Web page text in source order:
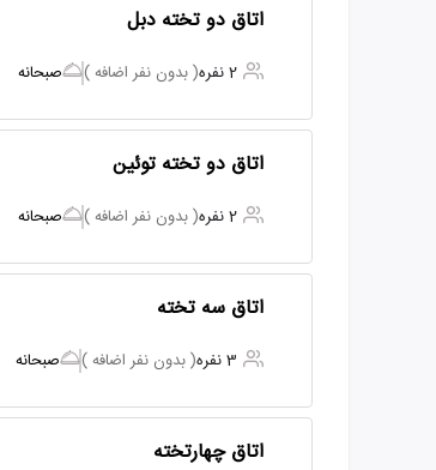
اتاق دو تخته دبل
2 نفره ( بدون نفر اضافه ) صبحانه
اتاق دو تخته توئین
2 نفره ( بدون نفر اضافه ) صبحانه
اتاق سه تخته
3 نفره ( بدون نفر اضافه ) صبحانه
اتاق چهارتخته